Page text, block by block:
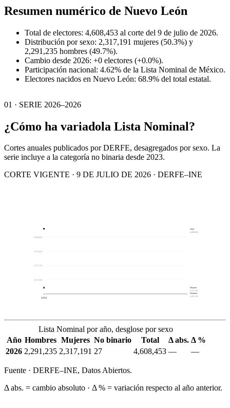
Resumen numérico de Nuevo León
Total de electores: 4,608,453 al corte del 9 de julio de 2026.
Distribución por sexo: 2,317,191 mujeres (50.3%) y
2,291,235 hombres (49.7%).
Cambio desde 2026: +0 electores (+0.0%).
Participación nacional: 4.62% de la Lista Nominal de México.
Electores nacidos en Nuevo León: 68.9% del total estatal.
01 · SERIE 2026–2026
¿Cómo ha variadola Lista Nominal?
Cortes anuales publicados por DERFE, desagregados por sexo. La
serie incluye a la categoría no binaria desde 2023.
CORTE VIGENTE · 9 DE JULIO DE 2026 · DERFE–INE
2,615,646
3,171,778
3,727,910
4,284,042
2026
Total
4,608,453
Mujeres
2,317,191
Hombres
2,291,235
Lista Nominal por año, desglose por sexo
Año Hombres Mujeres No binario Total Δ abs. Δ %
2026 2,291,235 2,317,191 27 4,608,453 — —
Fuente · DERFE–INE, Datos Abiertos.
Δ abs. = cambio absoluto · Δ % = variación respecto al año anterior.